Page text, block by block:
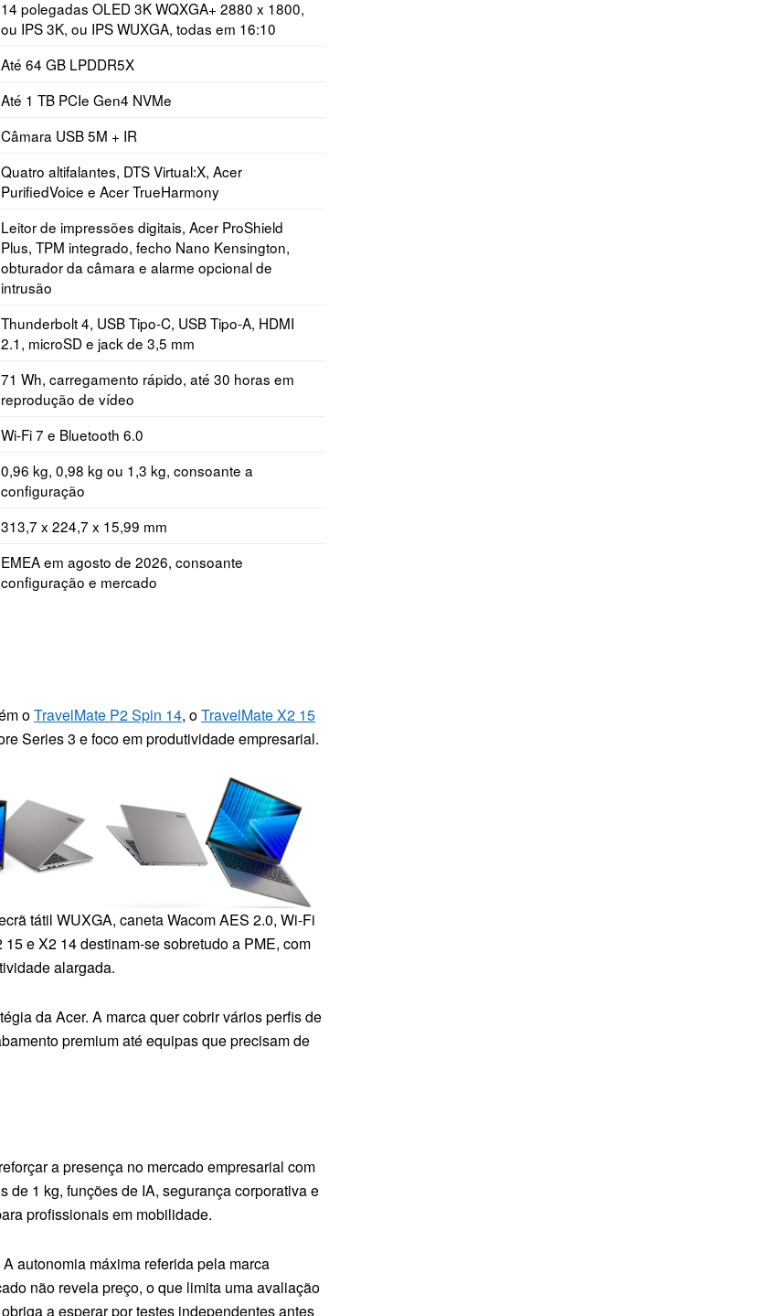
14 polegadas OLED 3K WQXGA+ 2880 x 1800,
ou IPS 3K, ou IPS WUXGA, todas em 16:10
Até 64 GB LPDDR5X
Até 1 TB PCIe Gen4 NVMe
Câmara USB 5M + IR
Quatro altifalantes, DTS Virtual:X, Acer
PurifiedVoice e Acer TrueHarmony
Leitor de impressões digitais, Acer ProShield
Plus, TPM integrado, fecho Nano Kensington,
obturador da câmara e alarme opcional de
intrusão
Thunderbolt 4, USB Tipo-C, USB Tipo-A, HDMI
2.1, microSD e jack de 3,5 mm
71 Wh, carregamento rápido, até 30 horas em
reprodução de vídeo
Wi-Fi 7 e Bluetooth 6.0
0,96 kg, 0,98 kg ou 1,3 kg, consoante a
configuração
313,7 x 224,7 x 15,99 mm
EMEA em agosto de 2026, consoante
configuração e mercado
oTravelMate P2 Spin 14, oTravelMate X2 15
Series 3 e foco em produtividade empresarial.
tátil WUXGA, caneta Wacom AES 2.0, Wi-Fi
e X2 14 destinam-se sobretudo a PME, com
alargada.
da Acer. A marca quer cobrir vários perfis de
premium até equipas que precisam de
a presença no mercado empresarial com
de 1 kg, funções de IA, segurança corporativa e
profissionais em mobilidade.
autonomia máxima referida pela marca
não revela preço, o que limita uma avaliação
a esperar por testes independentes antes